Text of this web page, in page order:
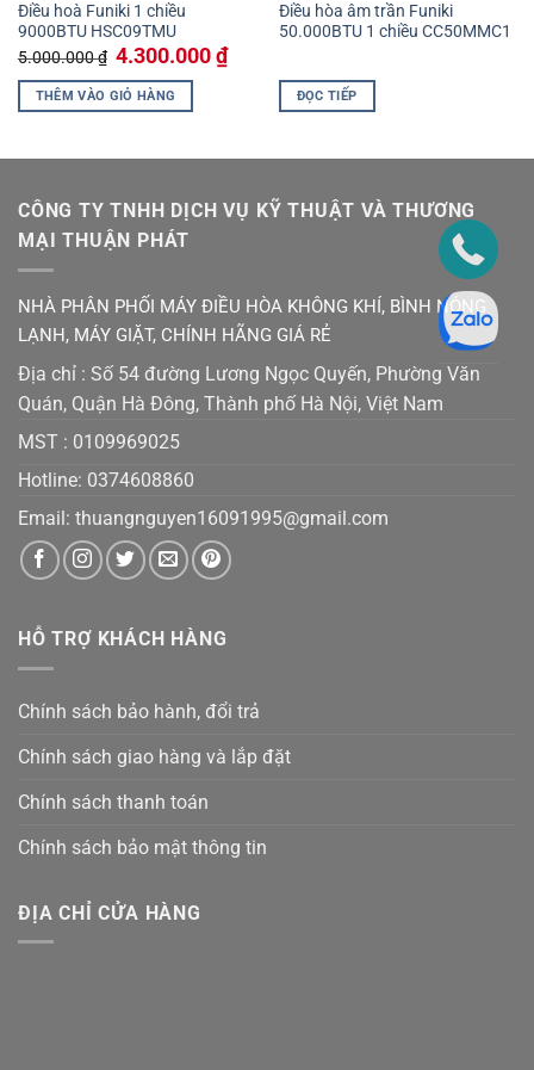
Điều hoà Funiki 1 chiều
9000BTU HSC09TMU
5.000.000₫ Giá
gốc
là:
5.000.000 ₫.
4.300.000₫Giá
hiện
4.300.000 ₫.
THÊM VÀO GIỎ HÀNG
Điều hòa âm trần Funiki
50.000BTU 1 chiều CC50MMC1
ĐỌC TIẾP
₫.
CÔNG TY TNHH DỊCH VỤ KỸ THUẬT VÀ THƯƠNG
MẠI THUẬN PHÁT
NHÀ PHÂN PHỐI MÁY ĐIỀU HÒA KHÔNG KHÍ, BÌNH NÓNG
LẠNH, MÁY GIẶT, CHÍNH HÃNG GIÁ RẺ
Địa chỉ : Số 54 đường Lương Ngọc Quyến, Phường Văn
Quán, Quận Hà Đông, Thành phố Hà Nội, Việt Nam
MST : 0109969025
Hotline: 0374608860
Email: thuangnguyen16091995@gmail.com
HỖ TRỢ KHÁCH HÀNG
Chính sách bảo hành, đổi trả
Chính sách giao hàng và lắp đặt
Chính sách thanh toán
Chính sách bảo mật thông tin
ĐỊA CHỈ CỬA HÀNG